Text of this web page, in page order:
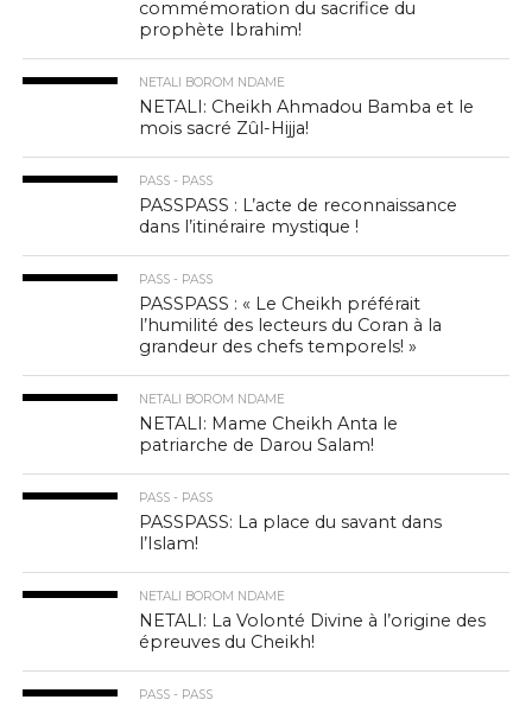
commémoration du sacrifice du
prophète Ibrahim!
NETALI BOROM NDAME
NETALI: Cheikh Ahmadou Bamba et le
mois sacré Zûl-Hijja!
PASS - PASS
PASSPASS : L’acte de reconnaissance
dans l’itinéraire mystique !
PASS - PASS
PASSPASS : « Le Cheikh préférait
l’humilité des lecteurs du Coran à la
grandeur des chefs temporels! »
NETALI BOROM NDAME
NETALI: Mame Cheikh Anta le
patriarche de Darou Salam!
PASS - PASS
PASSPASS: La place du savant dans
l’Islam!
NETALI BOROM NDAME
NETALI: La Volonté Divine à l’origine des
épreuves du Cheikh!
PASS - PASS